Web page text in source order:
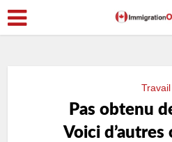
Travail
Pas obtenu
Voici